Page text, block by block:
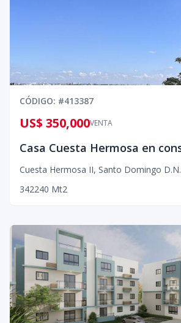
CÓDIGO: #413387
VENTA
US$ 350,000
Cuesta Hermosa II, Santo Domingo D.N.
342240 Mt2